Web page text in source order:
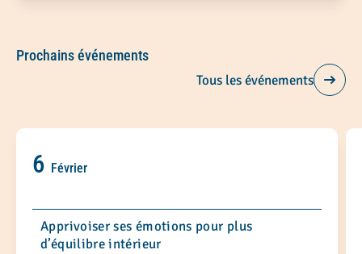
Prochains événements
Tous les événements
6 Février
Apprivoiser ses émotions pour plus
d’équilibre intérieur